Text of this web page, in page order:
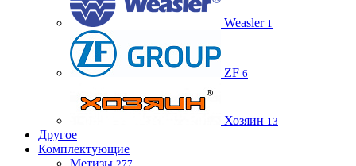
Weasler 1
ZF 6
Хозяин 13
Другое
Комплектующие
Метизы